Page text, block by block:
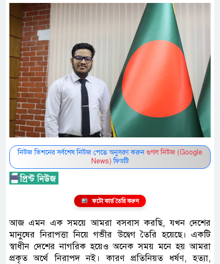
নিউজ ভিশনের সর্বশেষ নিউজ পেতে অনুসরণ করুন গুগল নিউজ (Google
News) ফিডটি
ফটো কার্ড তৈরি করুন
আজ এমন এক সময়ে আমরা বসবাস করছি, যখন দেশের
মানুষের নিরাপত্তা নিয়ে গভীর উদ্বেগ তৈরি হয়েছে। একটি
স্বাধীন দেশের নাগরিক হয়েও অনেক সময় মনে হয় আমরা
প্রকৃত অর্থে নিরাপদ নই। কারণ প্রতিনিয়ত ধর্ষণ, হত্যা,